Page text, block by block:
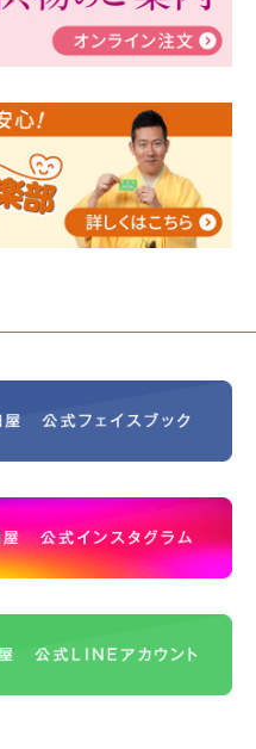
地震災害の寄付のご報
ご報告
室＠小さな家族葬ハウ
トを書いてみよう！
周年記念式典 レンブラ